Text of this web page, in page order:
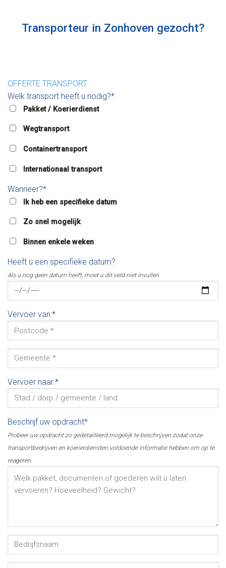
Transporteur in Zonhoven gezocht?
OFFERTE TRANSPORT
Welk transport heeft u nodig?*
Pakket / Koerierdienst
Wegtransport
Containertransport
Internationaal transport
Wanneer?*
Ik heb een specifieke datum
Zo snel mogelijk
Binnen enkele weken
Heeft u een specifieke datum?
Als u nog geen datum heeft, moet u dit veld niet invullen.
Vervoer van:*
Vervoer naar:*
Beschrijf uw opdracht*
Probeer uw opdracht zo gedetailleerd mogelijk te beschrijven zodat onze
transportbedrijven en koerierdiensten voldoende informatie hebben om op te
reageren.